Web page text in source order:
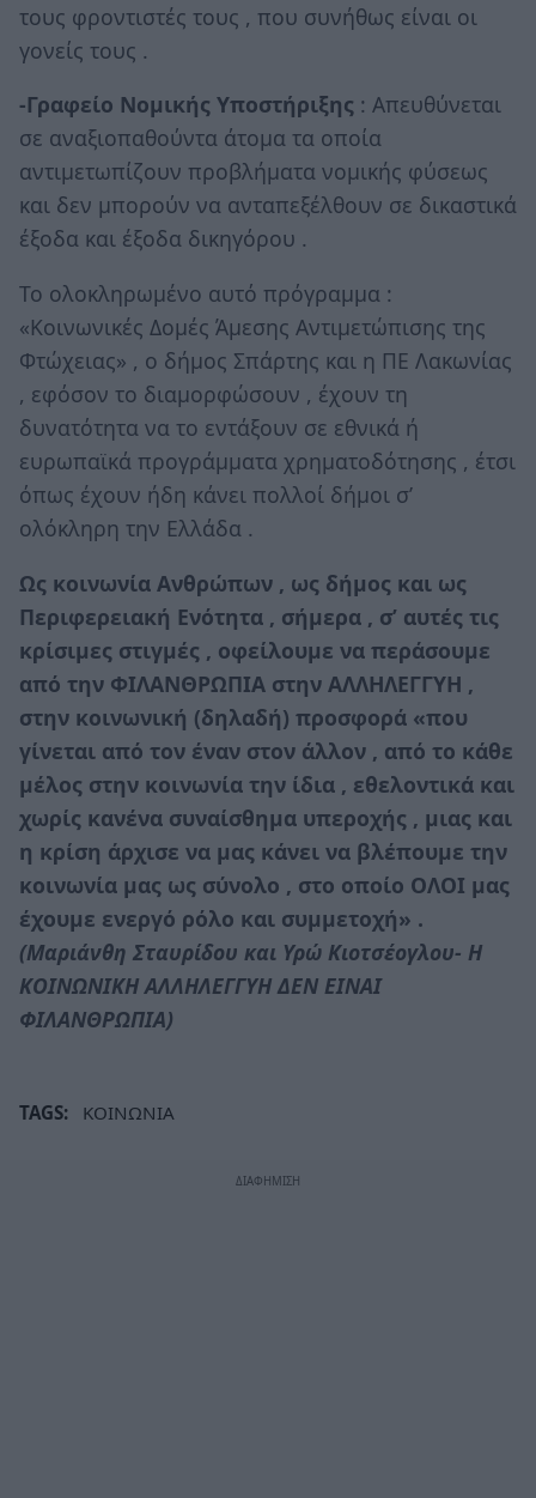
τους φροντιστές τους , που συνήθως είναι οι
γονείς τους .
-Γραφείο Νομικής Υποστήριξης : Απευθύνεται
σε αναξιοπαθούντα άτομα τα οποία
αντιμετωπίζουν προβλήματα νομικής φύσεως
και δεν μπορούν να ανταπεξέλθουν σε δικαστικά
έξοδα και έξοδα δικηγόρου .
Το ολοκληρωμένο αυτό πρόγραμμα :
«Κοινωνικές Δομές Άμεσης Αντιμετώπισης της
Φτώχειας» , ο δήμος Σπάρτης και η ΠΕ Λακωνίας
, εφόσον το διαμορφώσουν , έχουν τη
δυνατότητα να το εντάξουν σε εθνικά ή
ευρωπαϊκά προγράμματα χρηματοδότησης , έτσι
όπως έχουν ήδη κάνει πολλοί δήμοι σ’
ολόκληρη την Ελλάδα .
Ως κοινωνία Ανθρώπων , ως δήμος και ως
Περιφερειακή Ενότητα , σήμερα , σ’ αυτές τις
κρίσιμες στιγμές , οφείλουμε να περάσουμε
από την ΦΙΛΑΝΘΡΩΠΙΑ στην ΑΛΛΗΛΕΓΓΥΗ ,
στην κοινωνική (δηλαδή) προσφορά «που
γίνεται από τον έναν στον άλλον , από το κάθε
μέλος στην κοινωνία την ίδια , εθελοντικά και
χωρίς κανένα συναίσθημα υπεροχής , μιας και
η κρίση άρχισε να μας κάνει να βλέπουμε την
κοινωνία μας ως σύνολο , στο οποίο ΟΛΟΙ μας
έχουμε ενεργό ρόλο και συμμετοχή» .
(Μαριάνθη Σταυρίδου και Υρώ Κιοτσέογλου- Η
ΚΟΙΝΩΝΙΚΗ ΑΛΛΗΛΕΓΓΥΗ ΔΕΝ ΕΙΝΑΙ
ΦΙΛΑΝΘΡΩΠΙΑ)
TAGS: ΚΟΙΝΩΝΙΑ